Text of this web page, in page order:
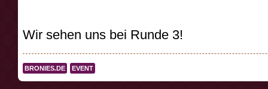
Wir sehen uns bei Runde 3!
BRONIES.DE EVENT